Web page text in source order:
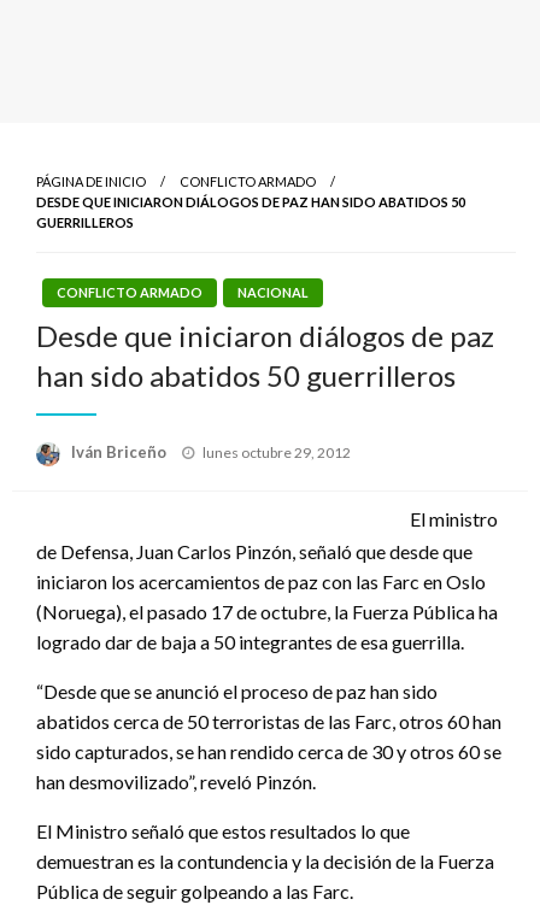
PÁGINA DE INICIO
CONFLICTO ARMADO
DESDE QUE INICIARON DIÁLOGOS DE PAZ HAN SIDO ABATIDOS 50
GUERRILLEROS
CONFLICTO ARMADO NACIONAL
Desde que iniciaron diálogos de paz
han sido abatidos 50 guerrilleros
Iván Briceño
Publicado
lunes octubre 29, 2012
El ministro
de Defensa, Juan Carlos Pinzón, señaló que desde que
iniciaron los acercamientos de paz con las Farc en Oslo
(Noruega), el pasado 17 de octubre, la Fuerza Pública ha
logrado dar de baja a 50 integrantes de esa guerrilla.
“Desde que se anunció el proceso de paz han sido
abatidos cerca de 50 terroristas de las Farc, otros 60 han
sido capturados, se han rendido cerca de 30 y otros 60 se
han desmovilizado”, reveló Pinzón.
El Ministro señaló que estos resultados lo que
demuestran es la contundencia y la decisión de la Fuerza
Pública de seguir golpeando a las Farc.